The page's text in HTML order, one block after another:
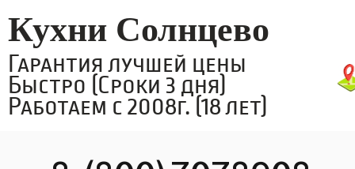
Кухни Солнцево
Гарантия лучшей цены
Быстро (Сроки 3 дня)
Работаем с 2008г. (18 лет)